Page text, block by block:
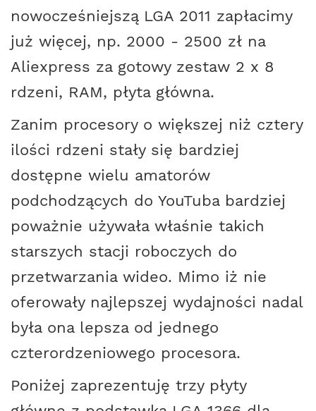
nowocześniejszą LGA 2011 zapłacimy
już więcej, np. 2000 - 2500 zł na
Aliexpress za gotowy zestaw 2 x 8
rdzeni, RAM, płyta główna.
Zanim procesory o większej niż cztery
ilości rdzeni stały się bardziej
dostępne wielu amatorów
podchodzących do YouTuba bardziej
poważnie używała właśnie takich
starszych stacji roboczych do
przetwarzania wideo. Mimo iż nie
oferowały najlepszej wydajności nadal
była ona lepsza od jednego
czterordzeniowego procesora.
Poniżej zaprezentuję trzy płyty